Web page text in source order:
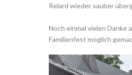
Relard wieder sauber
Noch einmal vielen Danke
Familienfest möglich